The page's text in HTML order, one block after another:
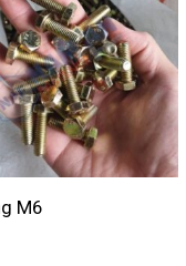
M6